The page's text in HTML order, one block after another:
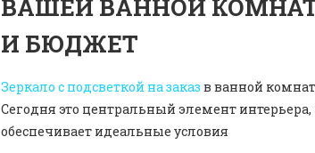
ВАШЕЙ ВАННОЙ
И БЮДЖЕТ
Зеркало с подсветкой на заказ в ванной
Сегодня это центральный элемент
обеспечивает идеальные условия